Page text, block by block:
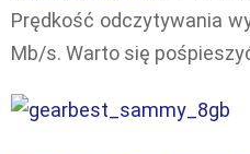
Prędkość odczytywania
Mb/s. Warto się